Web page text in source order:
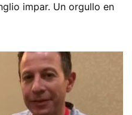
impar. Un orgullo en